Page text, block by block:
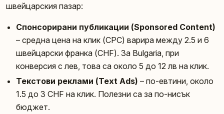
швейцарския пазар:
Спонсорирани публикации (Sponsored Content)
– средна цена на клик (CPC) варира между 2.5 и 6
швейцарски франка (CHF). За Bulgaria, при
конверсия с лев, това са около 5 до 12 лв на клик.
Текстови реклами (Text Ads) – по-евтини, около
1.5 до 3 CHF на клик. Полезни са за по-нисък
бюджет.